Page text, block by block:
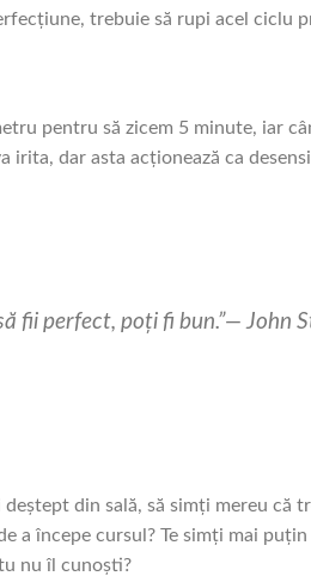
trebuie să rupi acel ciclu
pentru să zicem 5 minute, iar
irita, dar asta acționează ca
fii perfect, poți fi bun.”— John
din sală, să simți mereu că
a începe cursul? Te simți mai
nu îl cunoști?